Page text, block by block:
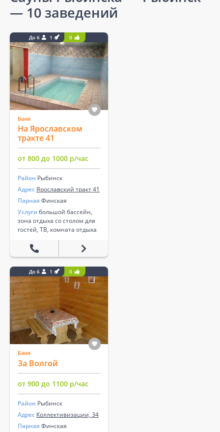
— 10 заведений
До 6 1 0
Баня
На Ярославском
тракте 41
от 800 до 1000 р/час
Район Рыбинск
АдресЯрославский тракт 41
Парная Финская
Услуги большой бассейн,
зона отдыха со столом для
гостей, ТВ, комната отдыха
До 6 1 0
Баня
За Волгой
от 900 до 1100 р/час
Район Рыбинск
Адрес Коллективизации, 34
Парная Финская